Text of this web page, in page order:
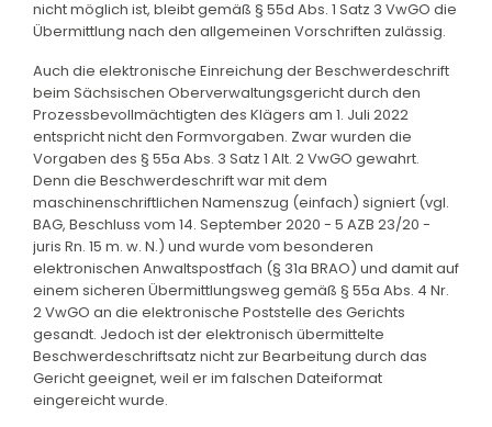
nicht möglich ist, bleibt gemäß § 55d Abs. 1 Satz 3 VwGO die
Übermittlung nach den allgemeinen Vorschriften zulässig.
Auch die elektronische Einreichung der Beschwerdeschrift
beim Sächsischen Oberverwaltungsgericht durch den
Prozessbevollmächtigten des Klägers am 1. Juli 2022
entspricht nicht den Formvorgaben. Zwar wurden die
Vorgaben des § 55a Abs. 3 Satz 1 Alt. 2 VwGO gewahrt.
Denn die Beschwerdeschrift war mit dem
maschinenschriftlichen Namenszug (einfach) signiert (vgl.
BAG, Beschluss vom 14. September 2020 - 5 AZB 23/20 -
juris Rn. 15 m. w. N.) und wurde vom besonderen
elektronischen Anwaltspostfach (§ 31a BRAO) und damit auf
einem sicheren Übermittlungsweg gemäß § 55a Abs. 4 Nr.
2 VwGO an die elektronische Poststelle des Gerichts
gesandt. Jedoch ist der elektronisch übermittelte
Beschwerdeschriftsatz nicht zur Bearbeitung durch das
Gericht geeignet, weil er im falschen Dateiformat
eingereicht wurde.